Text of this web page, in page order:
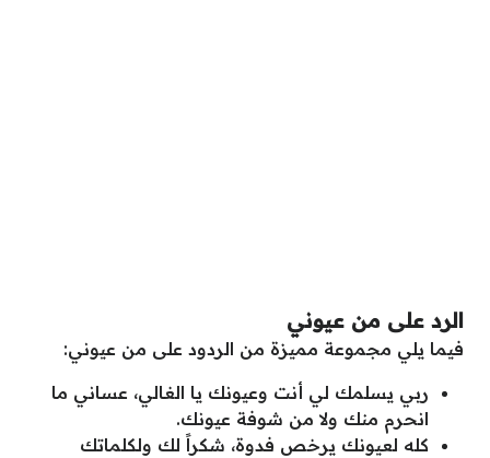
الرد على من عيوني
فيما يلي مجموعة مميزة من الردود على من عيوني:
ربي يسلمك لي أنت وعيونك يا الغالي، عساني ما
انحرم منك ولا من شوفة عيونك.
كله لعيونك يرخص فدوة، شكراً لك ولكلماتك